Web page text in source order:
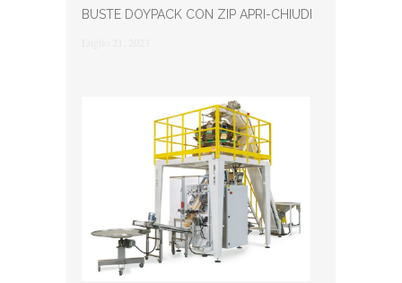
BUSTE DOYPACK CON ZIP APRI-CHIUDI